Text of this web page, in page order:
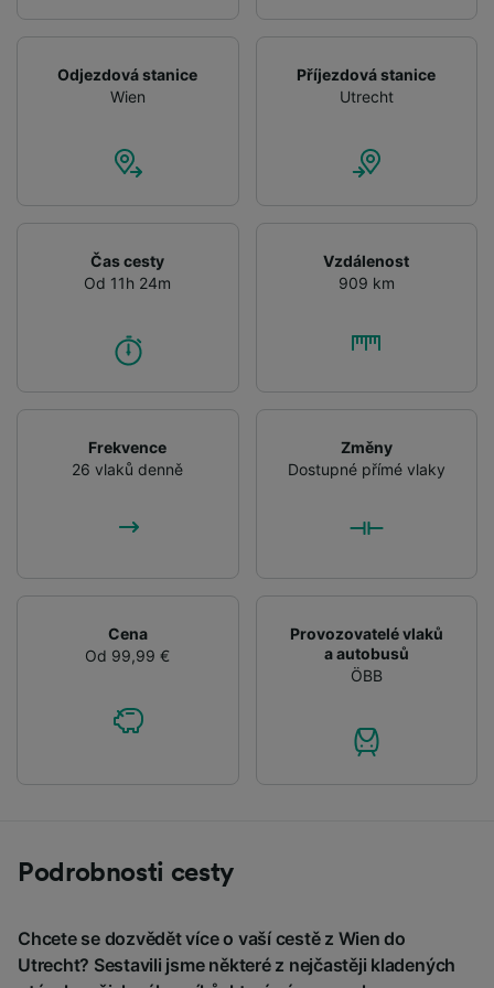
Odjezdová stanice
Wien
Příjezdová stanice
Utrecht
Čas cesty
Od 11h 24m
Vzdálenost
909 km
Frekvence
26 vlaků denně
Změny
Dostupné přímé vlaky
Cena
Od 99,99 €
Provozovatelé vlaků
a autobusů
ÖBB
Podrobnosti cesty
Chcete se dozvědět více o vaší cestě z Wien do
Utrecht? Sestavili jsme některé z nejčastěji kladených